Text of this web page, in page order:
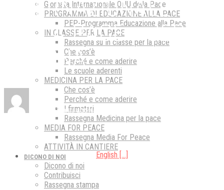
Giornata Internazionale ONU della Pace
PROGRAMMA DI EDUCAZIONE ALLA PACE
PEP-Programma Educazione alla Pace
IN CLASSE PER LA PACE
Rassegna su In classe per la pace
Che cos’è
Perché e come aderire
Le scuole aderenti
MEDICINA PER LA PACE
Che cos’è
Perché e come aderire
I firmatari
Rassegna Medicina per la pace
MEDIA FOR PEACE
Rassegna Media For Peace
ATTIVITÀ IN CANTIERE
DICONO DI NOI
Dicono di noi
Contribuisci
Rassegna stampa
INTERNAZIONALE
DELLA PACE – JEREZ,
SPAGNA
8 anni agoNo Comments
English […]